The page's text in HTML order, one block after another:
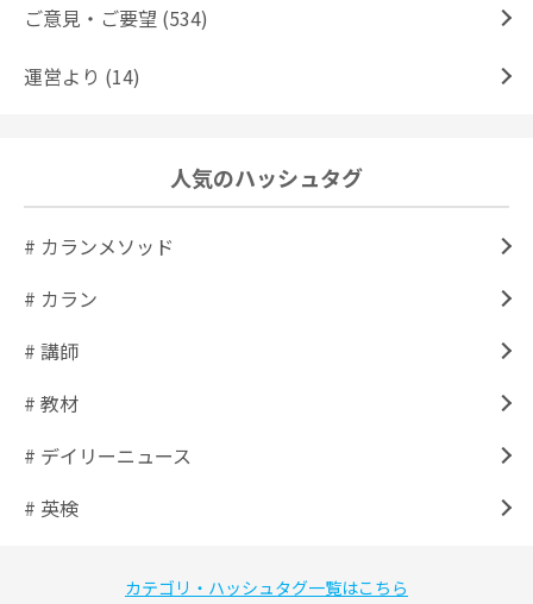
ご意見・ご要望 (534)
運営より (14)
人気のハッシュタグ
# カランメソッド
# カラン
# 講師
# 教材
# デイリーニュース
# 英検
カテゴリ・ハッシュタグ一覧はこちら